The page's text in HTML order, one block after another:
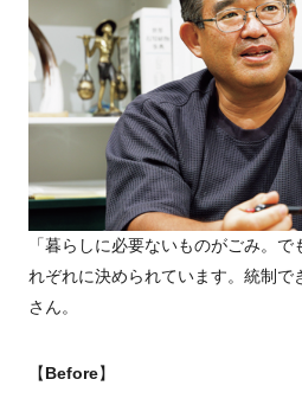
「暮らしに必要ないものがごみ。
れぞれに決められています。統制で
さん。
【Before】